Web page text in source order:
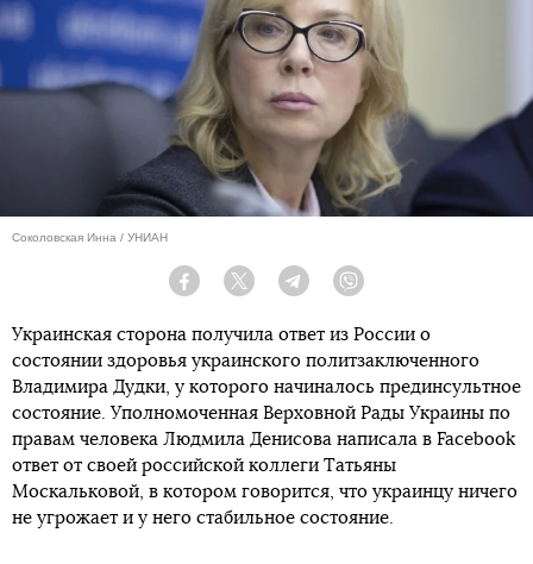
Соколовская Инна / УНИАН
Facebook Twitter Telegram
Украинская сторона получила ответ из России о
состоянии здоровья украинского политзаключенного
Владимира Дудки, у которого начиналось прединсультное
состояние. Уполномоченная Верховной Рады Украины по
правам человека Людмила Денисова написала в Facebook
ответ от своей российской коллеги Татьяны
Москальковой, в котором говорится, что украинцу ничего
не угрожает и у него стабильное состояние.